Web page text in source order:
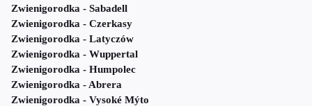
Zwienigorodka - Sabadell
Zwienigorodka - Czerkasy
Zwienigorodka - Latyczów
Zwienigorodka - Wuppertal
Zwienigorodka - Humpolec
Zwienigorodka - Abrera
Zwienigorodka - Vysoké Mýto